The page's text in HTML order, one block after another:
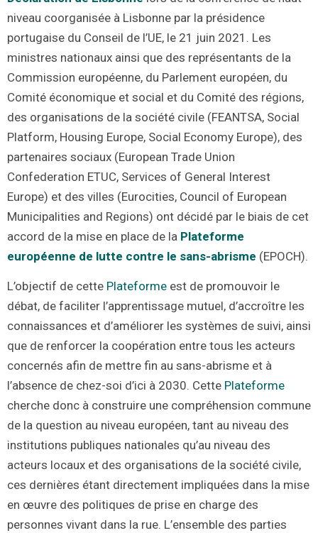
niveau coorganisée à Lisbonne par la présidence
portugaise du Conseil de l’UE, le 21 juin 2021. Les
ministres nationaux ainsi que des représentants de la
Commission européenne, du Parlement européen, du
Comité économique et social et du Comité des régions,
des organisations de la société civile (FEANTSA, Social
Platform, Housing Europe, Social Economy Europe), des
partenaires sociaux (European Trade Union
Confederation ETUC, Services of General Interest
Europe) et des villes (Eurocities, Council of European
Municipalities and Regions) ont décidé par le biais de cet
accord de la mise en place de la Plateforme
européenne de lutte contre le sans-abrisme (EPOCH).
L’objectif de cette Plateforme est de promouvoir le
débat, de faciliter l’apprentissage mutuel, d’accroître les
connaissances et d’améliorer les systèmes de suivi, ainsi
que de renforcer la coopération entre tous les acteurs
concernés afin de mettre fin au sans-abrisme et à
l’absence de chez-soi d’ici à 2030. Cette Plateforme
cherche donc à construire une compréhension commune
de la question au niveau européen, tant au niveau des
institutions publiques nationales qu’au niveau des
acteurs locaux et des organisations de la société civile,
ces dernières étant directement impliquées dans la mise
en œuvre des politiques de prise en charge des
personnes vivant dans la rue. L’ensemble des parties